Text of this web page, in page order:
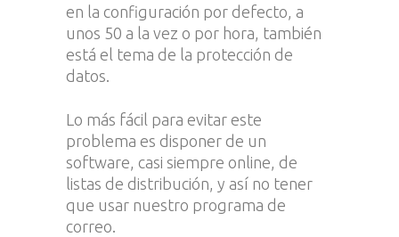
en la configuración por defecto, a
unos 50 a la vez o por hora, también
está el tema de la protección de
datos.
Lo más fácil para evitar este
problema es disponer de un
software, casi siempre online, de
listas de distribución, y así no tener
que usar nuestro programa de
correo.